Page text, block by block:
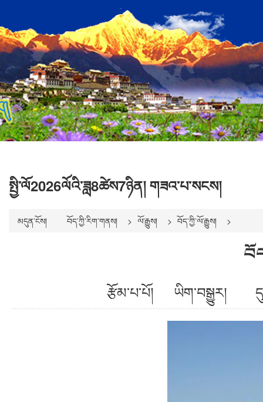
སྤྱི་ལོ2026ལོའི་ཟླ8ཚེས7ཉིན། གཟའ་པ་སངས།
མདུན་ངོས། བོད་ཀྱི་རིག་གནས། ལོ་རྒྱུས། བོད་ཀྱི་ལོ་རྒྱུས།
རྩོམ་པ་པོ། ཡིག་བསྒྱུར།